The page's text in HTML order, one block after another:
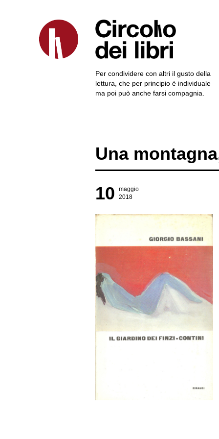
Per condividere con altri il gusto della
lettura, che per principio è individuale
ma poi può anche farsi compagnia.
Una
10
maggio
2018